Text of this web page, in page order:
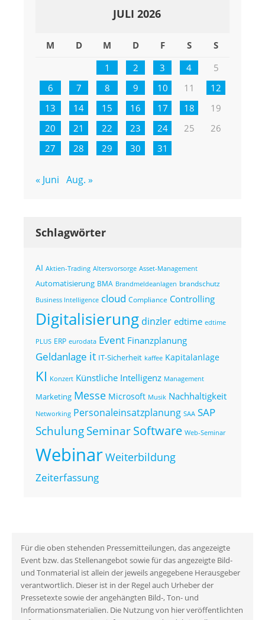
JULI 2026
M D M D F S
S
1
2 3 4
5
6
7 8 9 10 11
12
13
14 15 16 17 18
19
20
21 22 23 24 25
26
27
28 29 30 31
« Juni Aug. »
Schlagwörter
AI Aktien-Trading Altersvorsorge Asset-Management
Automatisierung BMA Brandmeldeanlagen brandschutz
Business Intelligence cloud Compliance Controlling
Digitalisierung dinzler edtime edtime
PLUS ERP eurodata Event Finanzplanung
Geldanlage it IT-Sicherheit kaffee Kapitalanlage
KI Konzert Künstliche Intelligenz Management
Marketing Messe Microsoft Musik Nachhaltigkeit
Networking Personaleinsatzplanung SAA SAP
SchulungSeminarSoftware Web-Seminar
WebinarWeiterbildung
Zeiterfassung
Für die oben stehenden Pressemitteilungen, das angezeigte
Event bzw. das Stellenangebot sowie für das angezeigte Bild-
und Tonmaterial ist allein der jeweils angegebene Herausgeber
verantwortlich. Dieser ist in der Regel auch Urheber der
Pressetexte sowie der angehängten Bild-, Ton- und
Informationsmaterialien. Die Nutzung von hier veröffentlichten